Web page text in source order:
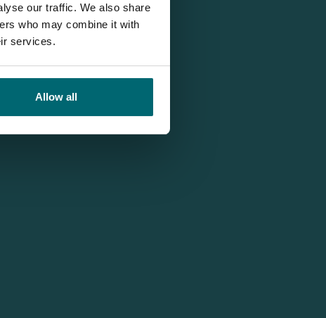
our traffic. We also share
who may combine it with
services.
Allow all